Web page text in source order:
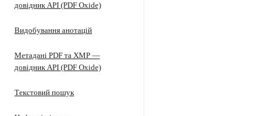
довідник API (PDF Oxide)
Видобування анотацій
Метадані PDF та XMP —
довідник API (PDF Oxide)
Текстовий пошук